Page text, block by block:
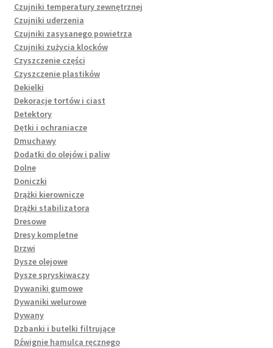
Czujniki temperatury zewnętrznej
Czujniki uderzenia
Czujniki zasysanego powietrza
Czujniki zużycia klocków
Czyszczenie części
Czyszczenie plastików
Dekielki
Dekoracje tortów i ciast
Detektory
Dętki i ochraniacze
Dmuchawy
Dodatki do olejów i paliw
Dolne
Doniczki
Drążki kierownicze
Drążki stabilizatora
Dresowe
Dresy kompletne
Drzwi
Dysze olejowe
Dysze spryskiwaczy
Dywaniki gumowe
Dywaniki welurowe
Dywany
Dzbanki i butelki filtrujące
Dźwignie hamulca ręcznego